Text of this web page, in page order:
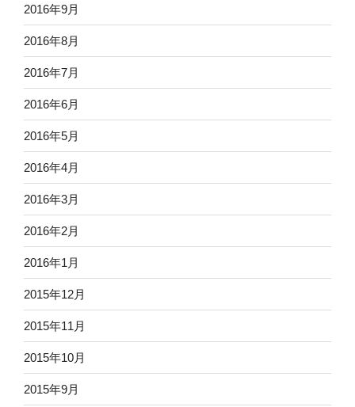
2016年9月
2016年8月
2016年7月
2016年6月
2016年5月
2016年4月
2016年3月
2016年2月
2016年1月
2015年12月
2015年11月
2015年10月
2015年9月